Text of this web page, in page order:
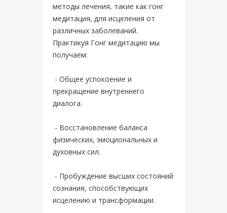
методы лечения, такие как гонг
медитация, для исцеления от
различных заболеваний.
Практикуя Гонг медитацию мы
получаем:
- Общее успокоение и
прекращение внутреннего
диалога.
- Восстановление баланса
физических, эмоциональных и
духовных сил.
- Пробуждение высших состояний
сознания, способствующих
исцелению и трансформации.